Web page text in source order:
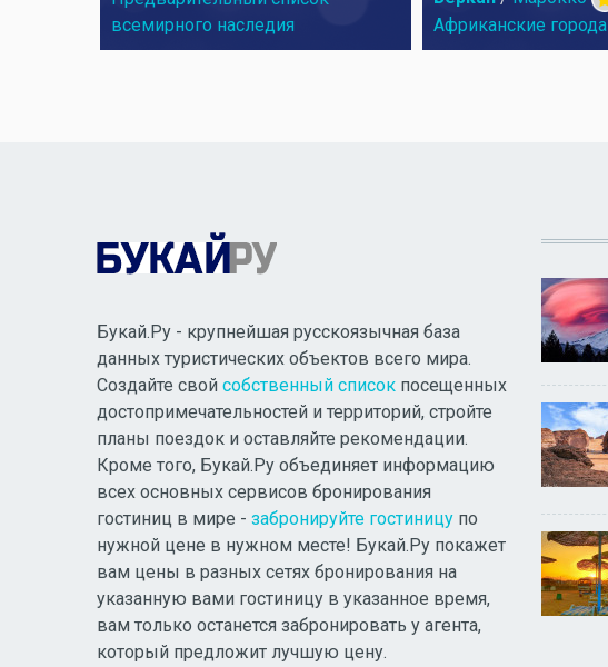
всемирного наследия
Африканские города
Букай.Ру - крупнейшая русскоязычная база
данных туристических объектов всего мира.
Создайте свой собственный список посещенных
достопримечательностей и территорий, стройте
планы поездок и оставляйте рекомендации.
Кроме того, Букай.Ру объединяет информацию
всех основных сервисов бронирования
гостиниц в мире - забронируйте гостиницу по
нужной цене в нужном месте! Букай.Ру покажет
вам цены в разных сетях бронирования на
указанную вами гостиницу в указанное время,
вам только останется забронировать у агента,
который предложит лучшую цену.